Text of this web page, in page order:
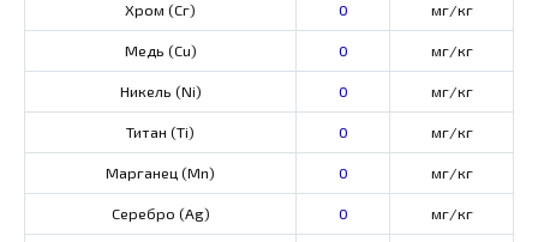
Хром (Сг) 0 мг/кг
Медь (Cu) 0 мг/кг
Никель (Ni) 0 мг/кг
Титан (Ti) 0 мг/кг
Марганец (Mn) 0 мг/кг
Серебро (Ag) 0 мг/кг